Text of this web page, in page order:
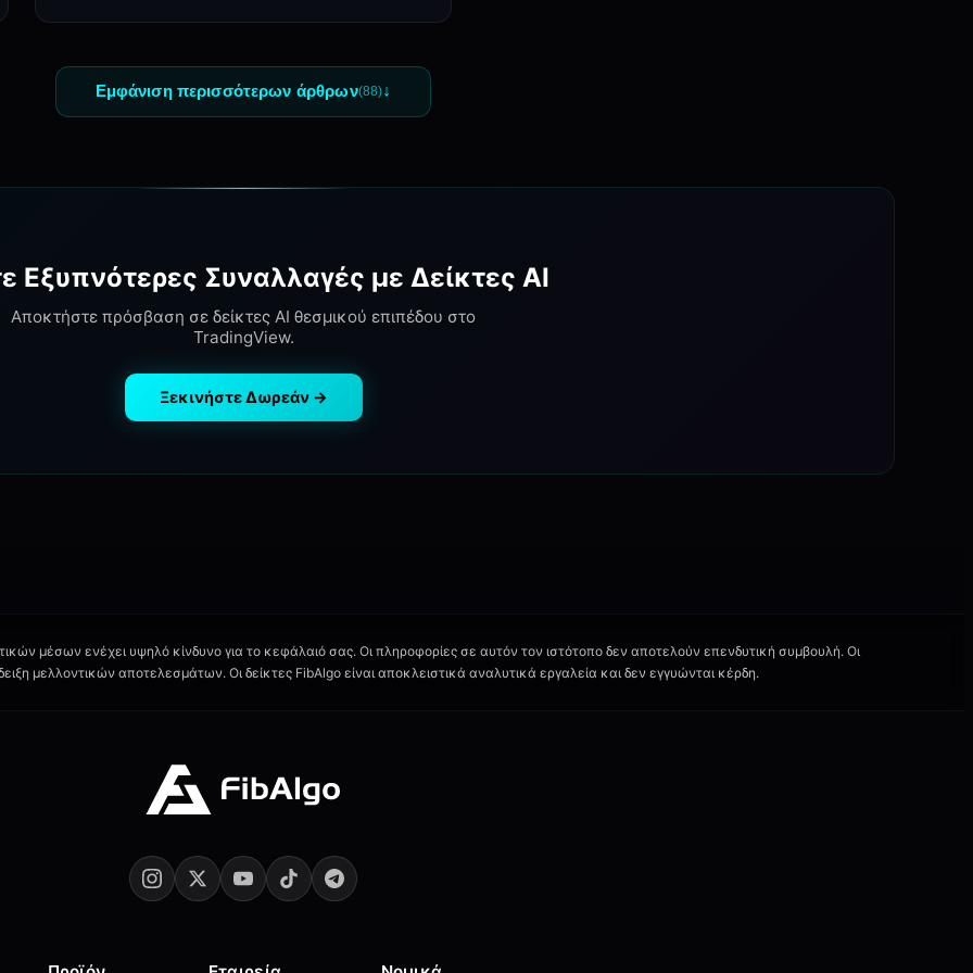
Εμφάνιση περισσότερων άρθρων(88)↓
Εξυπνότερες Συναλλαγές με Δείκτες AI
Αποκτήστε πρόσβαση σε δείκτες AI θεσμικού επιπέδου στο
TradingView.
Ξεκινήστε Δωρεάν →
μέσων ενέχει υψηλό κίνδυνο για το κεφάλαιό σας. Οι πληροφορίες σε αυτόν τον ιστότοπο δεν αποτελούν επενδυτική συμβουλή. Οι
μελλοντικών αποτελεσμάτων. Οι δείκτες FibAlgo είναι αποκλειστικά αναλυτικά εργαλεία και δεν εγγυώνται κέρδη.